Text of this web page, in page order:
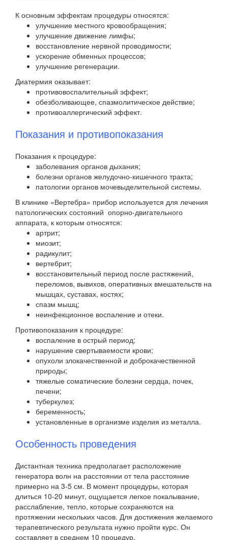
К основным эффектам процедуры относятся:
улучшение местного кровообращения;
улучшение движение лимфы;
восстановление нервной проводимости;
ускорение обменных процессов;
улучшение регенерации.
Диатермия оказывает:
противовоспалительный эффект;
обезболивающее, спазмолитическое действие;
противоаллергический эффект.
Показания и противопоказания
Показания к процедуре:
заболевания органов дыхания;
болезни органов желудочно-кишечного тракта;
патологии органов мочевыделительной системы.
В клинике «Вертебра» прибор используется для лечения
патологических состояний опорно-двигательного
аппарата, к которым относятся:
артрит;
миозит;
радикулит;
вертебрит;
восстановительный период после растяжений,
переломов, вывихов, оперативных вмешательств на
мышцах, суставах, костях;
спазм мышц;
неинфекционное воспаление и отеки.
Противопоказания к процедуре:
воспаление в острый период;
нарушение свертываемости крови;
опухоли злокачественной и доброкачественной
природы;
тяжелые соматические болезни сердца, почек,
печени;
туберкулез;
беременность;
установленные в организме изделия из металла.
Особенность проведения
Дистантная техника предполагает расположение
генератора волн на расстоянии от тела расстояние
примерно на 3-5 см. В момент процедуры, которая
длиться 10-20 минут, ощущается легкое покалывание,
расслабление, тепло, которые сохраняются на
протяжении нескольких часов. Для достижения желаемого
терапевтического результата нужно пройти курс. Он
составляет в среднем 10 процедур.